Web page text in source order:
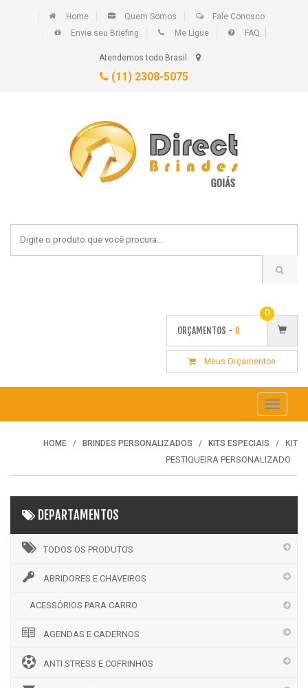
Home Quem Somos
Fale Conosco
Envie seu Briefing
Me Ligue FAQ
Atendemos todo Brasil
(11) 2308-5075
ORÇAMENTOS - 0
0
Meus Orçamentos
Toggle
HOME BRINDES PERSONALIZADOS KITS ESPECIAIS
KIT
PESTIQUEIRA PERSONALIZADO
DEPARTAMENTOS
TODOS OS PRODUTOS
ABRIDORES E CHAVEIROS
ACESSÓRIOS PARA CARRO
AGENDAS E CADERNOS
ANTI STRESS E COFRINHOS